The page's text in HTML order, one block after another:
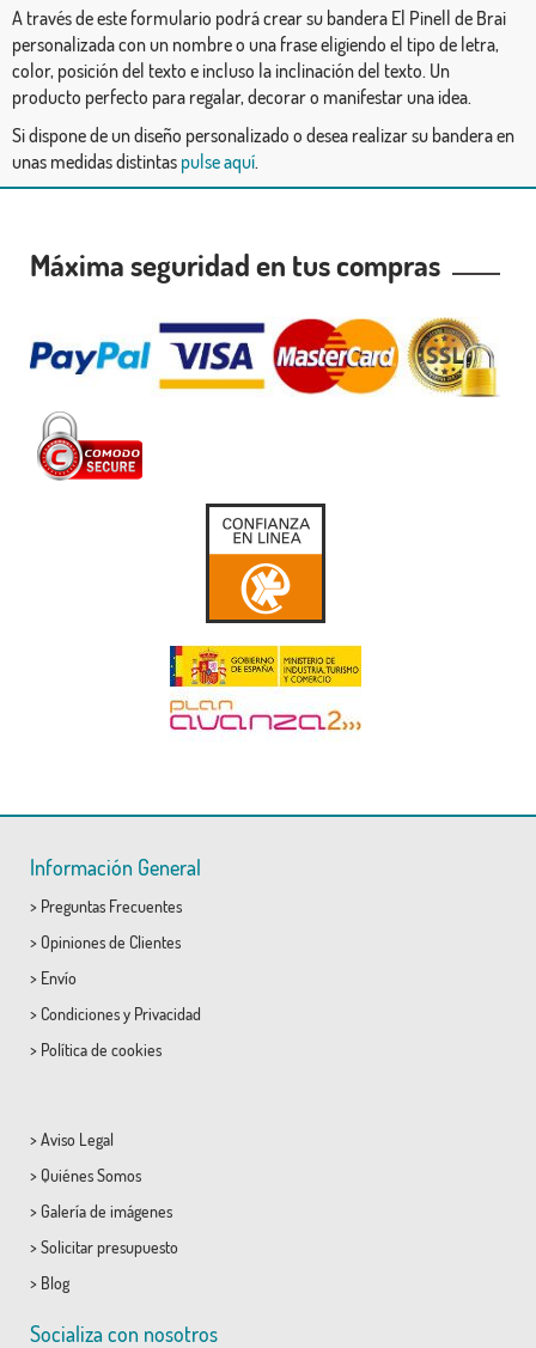
A través de este formulario podrá crear su bandera El Pinell de Brai
personalizada con un nombre o una frase eligiendo el tipo de letra,
color, posición del texto e incluso la inclinación del texto. Un
producto perfecto para regalar, decorar o manifestar una idea.
Si dispone de un diseño personalizado o desea realizar su bandera en
unas medidas distintas pulse aquí.
Máxima seguridad en tus compras
Información General
> Preguntas Frecuentes
> Opiniones de Clientes
> Envío
> Condicionesy Privacidad
> Política de cookies
> Aviso Legal
> Quiénes Somos
> Galería de imágenes
> Solicitar presupuesto
> Blog
Socializa con nosotros